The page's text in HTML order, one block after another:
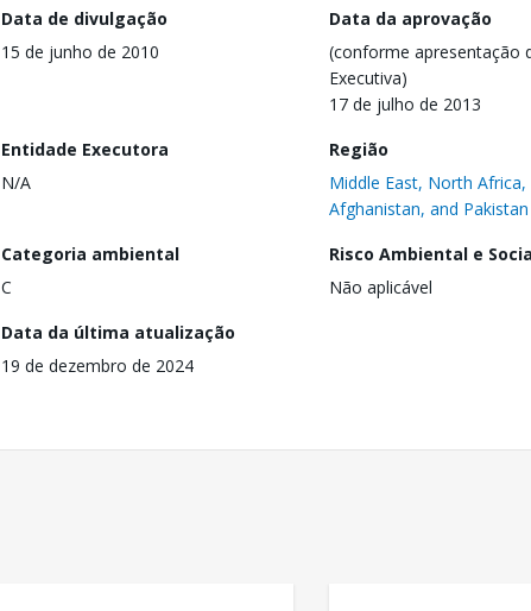
Data de divulgação
15 de junho de 2010
Data da aprovação
(conforme apresentação
Executiva)
17 de julho de 2013
Entidade Executora
N/A
Região
Middle East, North Africa,
Afghanistan, and Pakistan
Categoria ambiental
C
Risco Ambiental e
Não aplicável
Data da última atualização
19 de dezembro de 2024